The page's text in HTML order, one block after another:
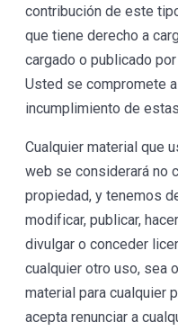
contribución de este
que tiene derecho a
cargado o publicado
Usted se compromete
incumplimiento de
Cualquier material que
web se considerará no
propiedad, y tenemos
modificar, publicar,
divulgar o conceder
cualquier otro uso, sea
material para cualquier
acepta renunciar a